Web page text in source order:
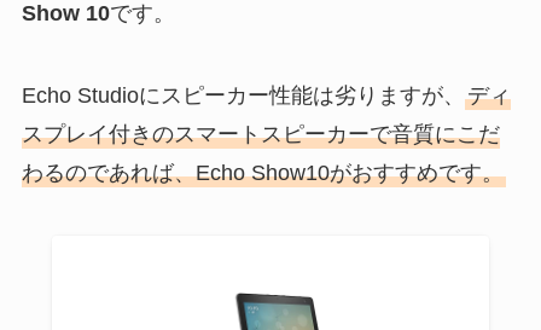
Show 10です。
Echo Studioにスピーカー性能は劣りますが、 ディ
スプレイ付きのスマートスピーカーで音質にこだ
わるのであれば、Echo Show10がおすすめです。